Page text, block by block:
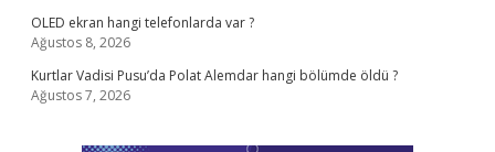
OLED ekran hangi telefonlarda var ?
Ağustos 8, 2026
Kurtlar Vadisi Pusu’da Polat Alemdar hangi bölümde öldü ?
Ağustos 7, 2026